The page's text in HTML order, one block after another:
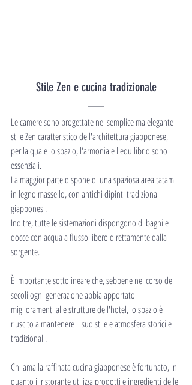
Stile Zen e cucina tradizionale
Le camere sono progettate nel semplice ma elegante
stile Zen caratteristico dell'architettura giapponese,
per la quale lo spazio, l'armonia e l'equilibrio sono
essenziali.
La maggior parte dispone di una spaziosa area tatami
in legno massello, con antichi dipinti tradizionali
giapponesi.
Inoltre, tutte le sistemazioni dispongono di bagni e
docce con acqua a flusso libero direttamente dalla
sorgente.
È importante sottolineare che, sebbene nel corso dei
secoli ogni generazione abbia apportato
miglioramenti alle strutture dell'hotel, lo spazio è
riuscito a mantenere il suo stile e atmosfera storici e
tradizionali.
Chi ama la raffinata cucina giapponese è fortunato, in
quanto il ristorante utilizza prodotti e ingredienti delle